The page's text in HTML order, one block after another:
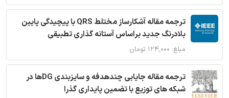
ترجمه مقاله آشکارساز مختلط QRS با پیچیدگی پایین
بلادرنگ جدید براساس آستانه گذاری تطبیقی
مبلغ: ۱۲۴,۰۰۰ تومان
ترجمه مقاله جایابی چندهدفه و سایزبندی DGها در
شبکه های توزیع با تضمین پایداری گذرا